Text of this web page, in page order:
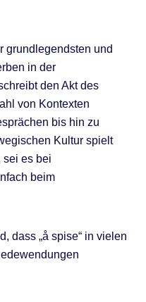
grundlegendsten und
in der
den Akt des
von Kontexten
bis hin zu
Kultur spielt
sei es bei
beim
dass „å spise“ in vielen